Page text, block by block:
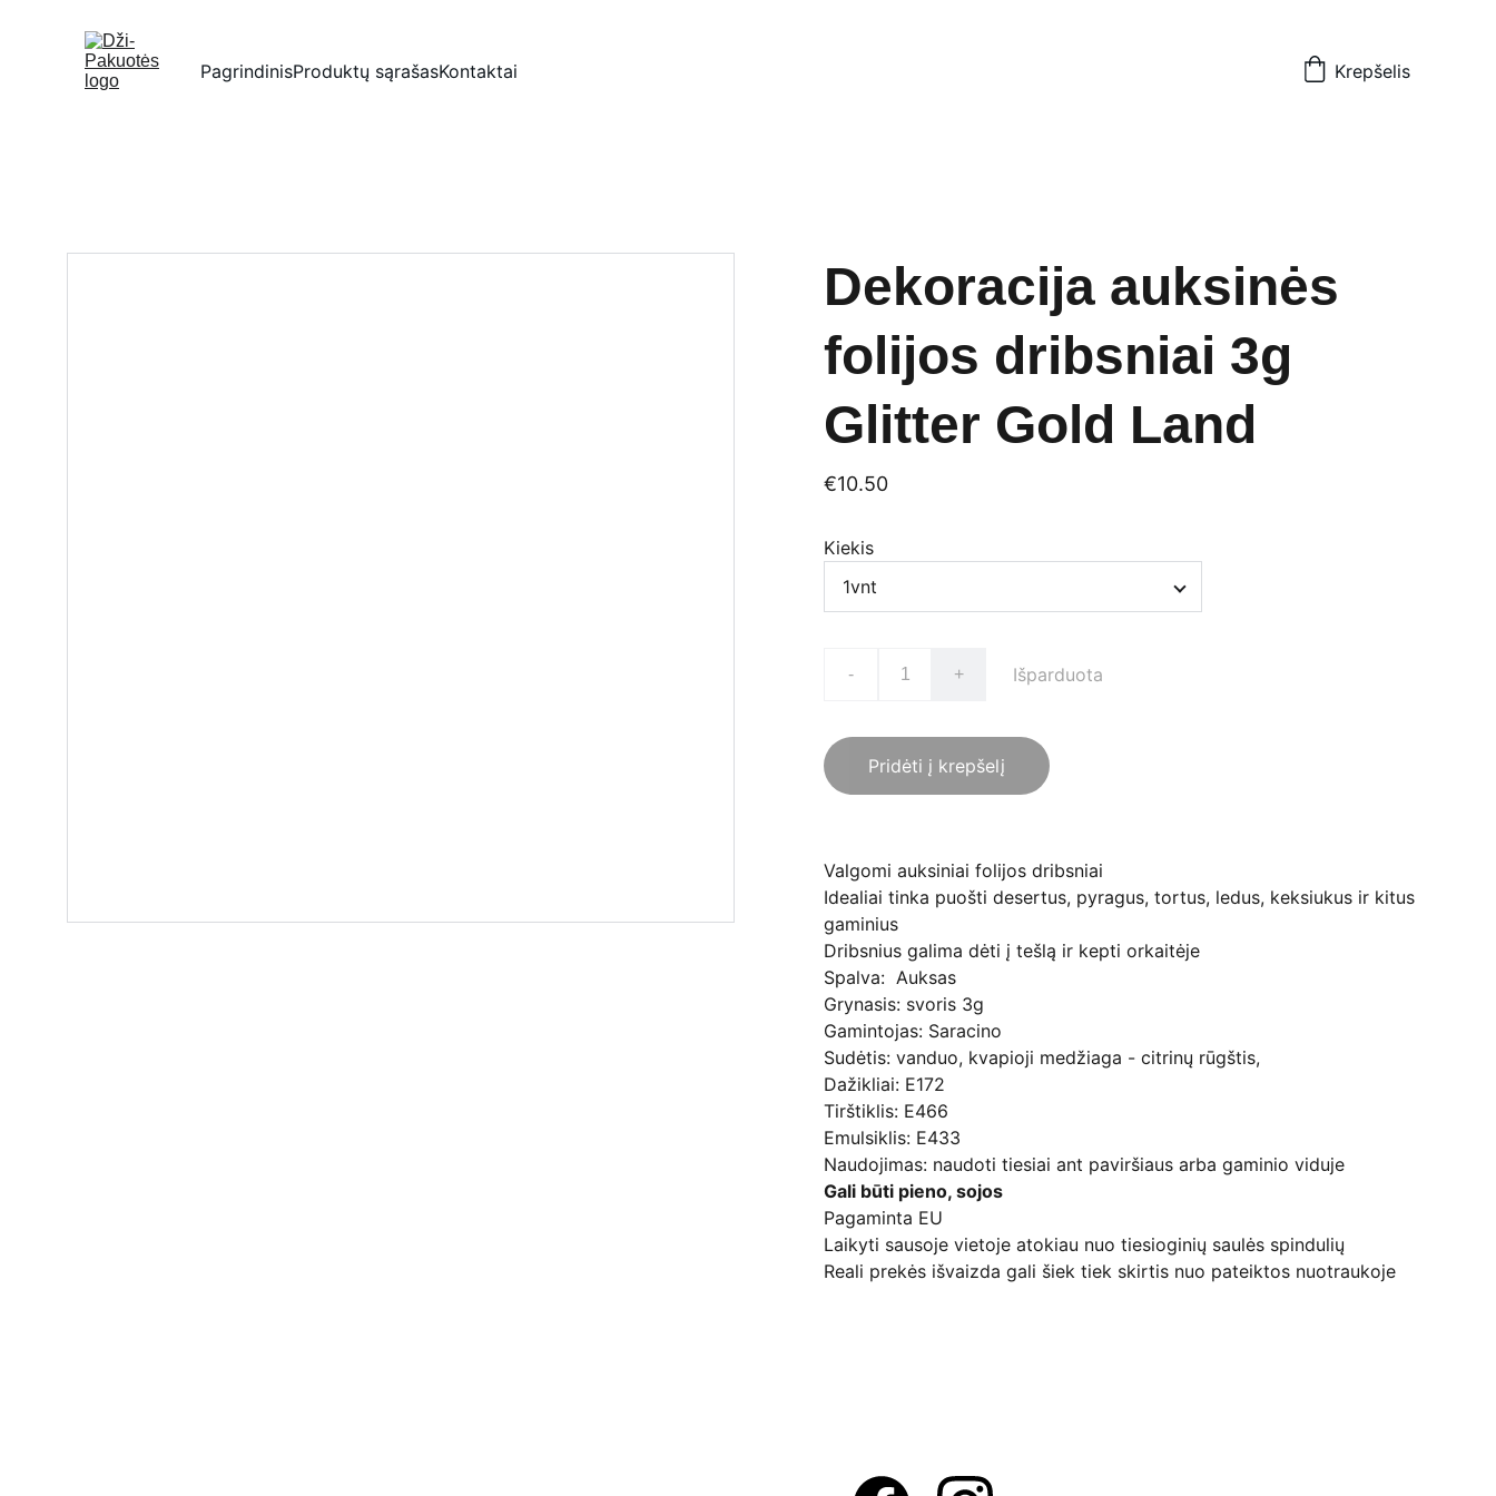
PagrindinisProduktų sąrašasKontaktai Krepšelis
Dekoracija auksinės
folijos dribsniai 3g
Glitter Gold Land
€10.50
Kiekis
- + Išparduota
Pridėti į krepšelį
Valgomi auksiniai folijos dribsniai
Idealiai tinka puošti desertus, pyragus, tortus, ledus, keksiukus ir kitus
gaminius
Dribsnius galima dėti į tešlą ir kepti orkaitėje
Spalva: Auksas
Grynasis: svoris 3g
Gamintojas: Saracino
Sudėtis: vanduo, kvapioji medžiaga - citrinų rūgštis,
Dažikliai: E172
Tirštiklis: E466
Emulsiklis: E433
Naudojimas: naudoti tiesiai ant paviršiaus arba gaminio viduje
Gali būti pieno, sojos
Pagaminta EU
Laikyti sausoje vietoje atokiau nuo tiesioginių saulės spindulių
Reali prekės išvaizda gali šiek tiek skirtis nuo pateiktos nuotraukoje